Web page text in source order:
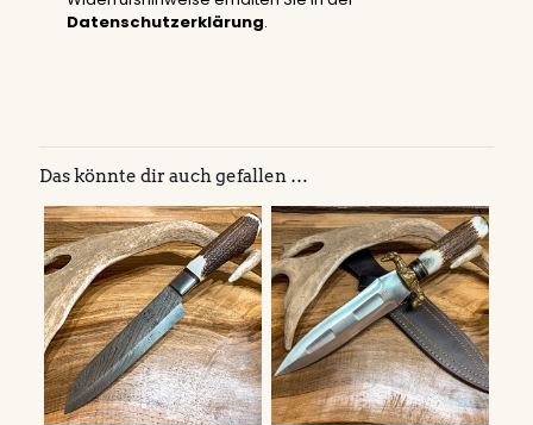
Datenschutzerklärung.
Das könnte dir auch gefallen …